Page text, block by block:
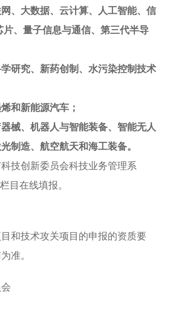
、大数据、云计算、人工智能、信
片、量子信息与通信、第三代半导
研究、新药创制、水污染控制技术
和新能源汽车；
械、机器人与智能装备、智能无人
制造、航空航天和海工装备。
技创新委员会科技业务管理系
目在线填报。
和技术攻关项目的申报的资质要
准。